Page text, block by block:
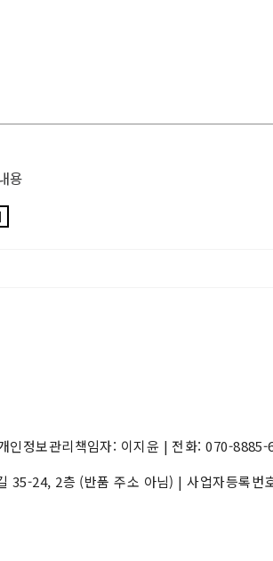
용
인정보관리책임자: 이지윤 | 전화: 070-
35-24, 2층 (반품 주소 아님) | 사업자등록번